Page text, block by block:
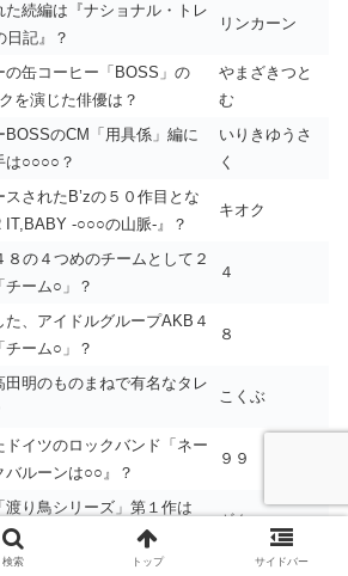
続編は『ナショナル・トレ
記』？
リンカーン
の缶コーヒー「BOSS」の
を演じた俳優は？
やまざきつと
む
BOSSのCM「用具係」編に
は○○○○？
いりきゆうさ
く
されたB’zの５０作目とな
IT,BABY -○○○の山脈-』？
キオク
８の４つめのチームとして２
ーム○」？
４
た、アイドルグループAKB４
チーム○」？
８
明のものまねで有名なタレ
こくぶ
ドイツのロックバンド「ネー
ルーンは○○』？
９９
り鳥シリーズ」第１作は
？
ギター
名前で出ています』で京都で
検索 トップ サイドバー